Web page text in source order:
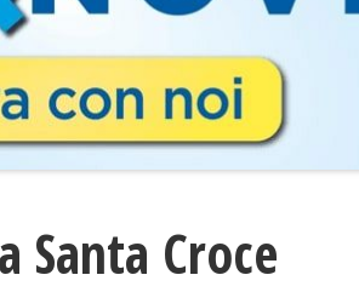
Santa Croce